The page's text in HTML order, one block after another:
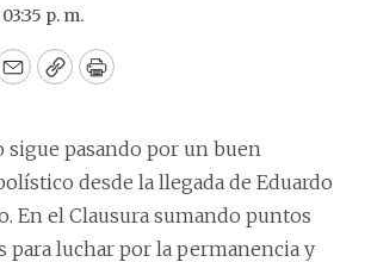
p. m.
EmailCopyPrint
sigue pasando por un buen
desde la llegada de Eduardo
En el Clausura sumando puntos
para luchar por la permanencia y